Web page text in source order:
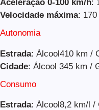
Aceleração 0-100 km/h:
Velocidade máxima:
Autonomia
Estrada: Álcool410 km /
Cidade: Álcool 345 km /
Consumo
Estrada: Álcool8,2 km/l /